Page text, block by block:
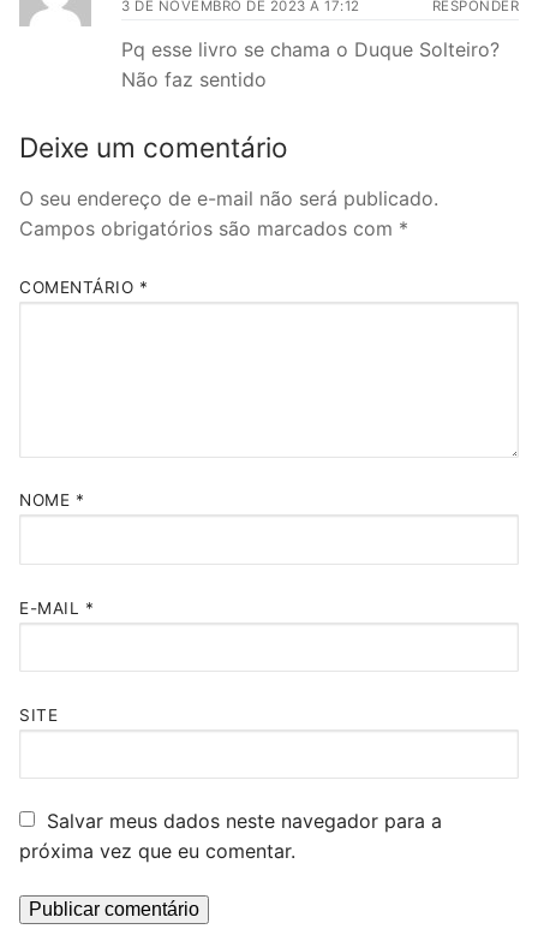
3 DE NOVEMBRO DE 2023 A 17:12 RESPONDER
Pq esse livro se chama o Duque Solteiro?
Não faz sentido
Deixe um comentário
O seu endereço de e-mail não será publicado.
Campos obrigatórios são marcados com *
COMENTÁRIO *
NOME *
E-MAIL *
SITE
Salvar meus dados neste navegador para a
próxima vez que eu comentar.